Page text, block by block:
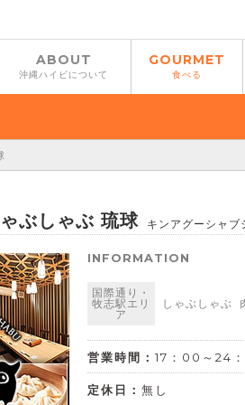
ABOUT
沖縄ハイビについて
GOURMET
食べる
ぶしゃぶ 琉球 キンアグーシャブ
INFORMATION
国際通り・
牧志駅エリ
ア
しゃぶしゃぶ
営業時間： 17：00～24
定休日： 無し